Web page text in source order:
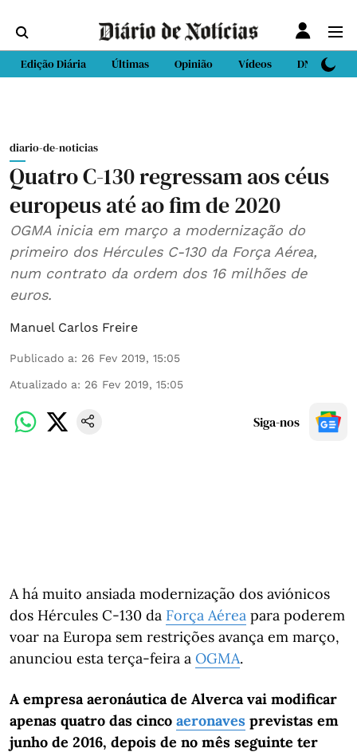
Edição Diária Últimas Opinião Vídeos DN Sport
diario-de-noticias
Quatro C-130 regressam aos céus
europeus até ao fim de 2020
OGMA inicia em março a modernização do
primeiro dos Hércules C-130 da Força Aérea,
num contrato da ordem dos 16 milhões de
euros.
Manuel Carlos Freire
Publicado a: 26 Fev 2019, 15:05
Atualizado a: 26 Fev 2019, 15:05
Siga-nos
A há muito ansiada modernização dos aviónicos
dos Hércules C-130 da Força Aérea para poderem
voar na Europa sem restrições avança em março,
anunciou esta terça-feira a OGMA.
A empresa aeronáutica de Alverca vai modificar
apenas quatro das cinco aeronaves previstas em
junho de 2016, depois de no mês seguinte ter